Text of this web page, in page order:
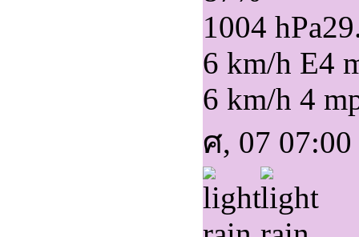
1004 hPa
6 km/h E4
6 km/h 4
ศ, 07 07:00